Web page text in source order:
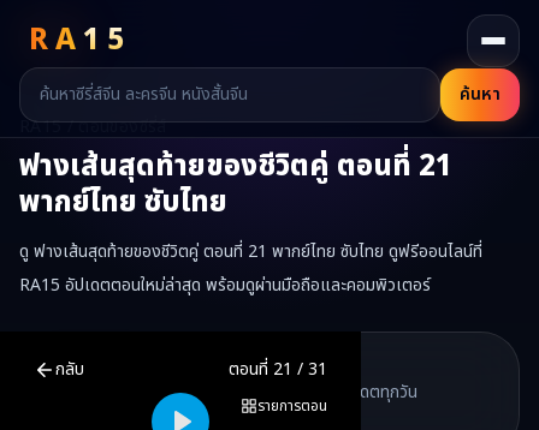
RA15
ค้นหา
RA15 / ตอนของซีรี่ส์
ฟางเส้นสุดท้ายของชีวิตคู่ ตอนที่ 21
พากย์ไทย ซับไทย
ดู ฟางเส้นสุดท้ายของชีวิตคู่ ตอนที่ 21 พากย์ไทย ซับไทย ดูฟรีออนไลน์ที่
RA15 อัปเดตตอนใหม่ล่าสุด พร้อมดูผ่านมือถือและคอมพิวเตอร์
กลับ ตอนที่ 21 /31
รายการตอน
พากย์ไทย ซับไทย ดูฟรีออนไลน์ —
RA15 เป็นเว็บไซต์ดูซีรี่ส์จีนออนไลน์ฟรี ที่รวบรวมหนังจีน ละครจีน มิ
RA15 Drama
RA15 Drama
รวมซีรี่ส์จีน ละครสั้น หนังแนวตั้ง พากย์ไทย อัปเดตทุกวัน
RA15 Drama